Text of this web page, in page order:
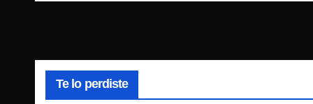
Te lo perdiste